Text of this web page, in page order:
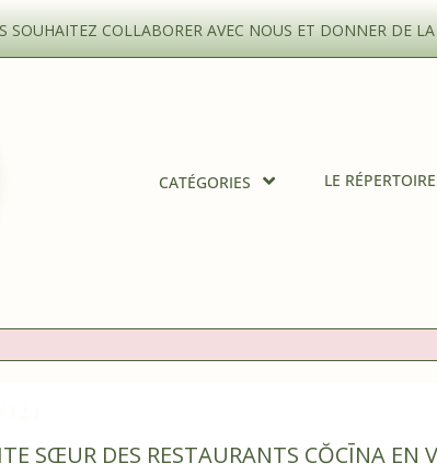
SOUHAITEZ COLLABORER AVEC NOUS ET DONNER DE
CATÉGORIES LE RÉPERTOIRE
SŒUR DES RESTAURANTS CŎCĪNA EN